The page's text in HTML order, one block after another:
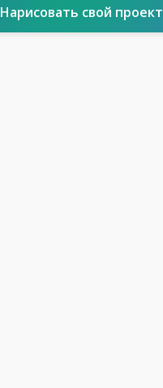
Нарисовать свой проект